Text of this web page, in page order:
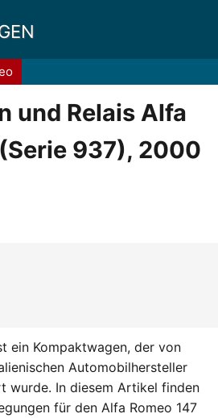
und Relais Alfa
937), 2000
ein Kompaktwagen, der von
Automobilhersteller
wurde. In diesem Artikel finden
für den Alfa Romeo 147